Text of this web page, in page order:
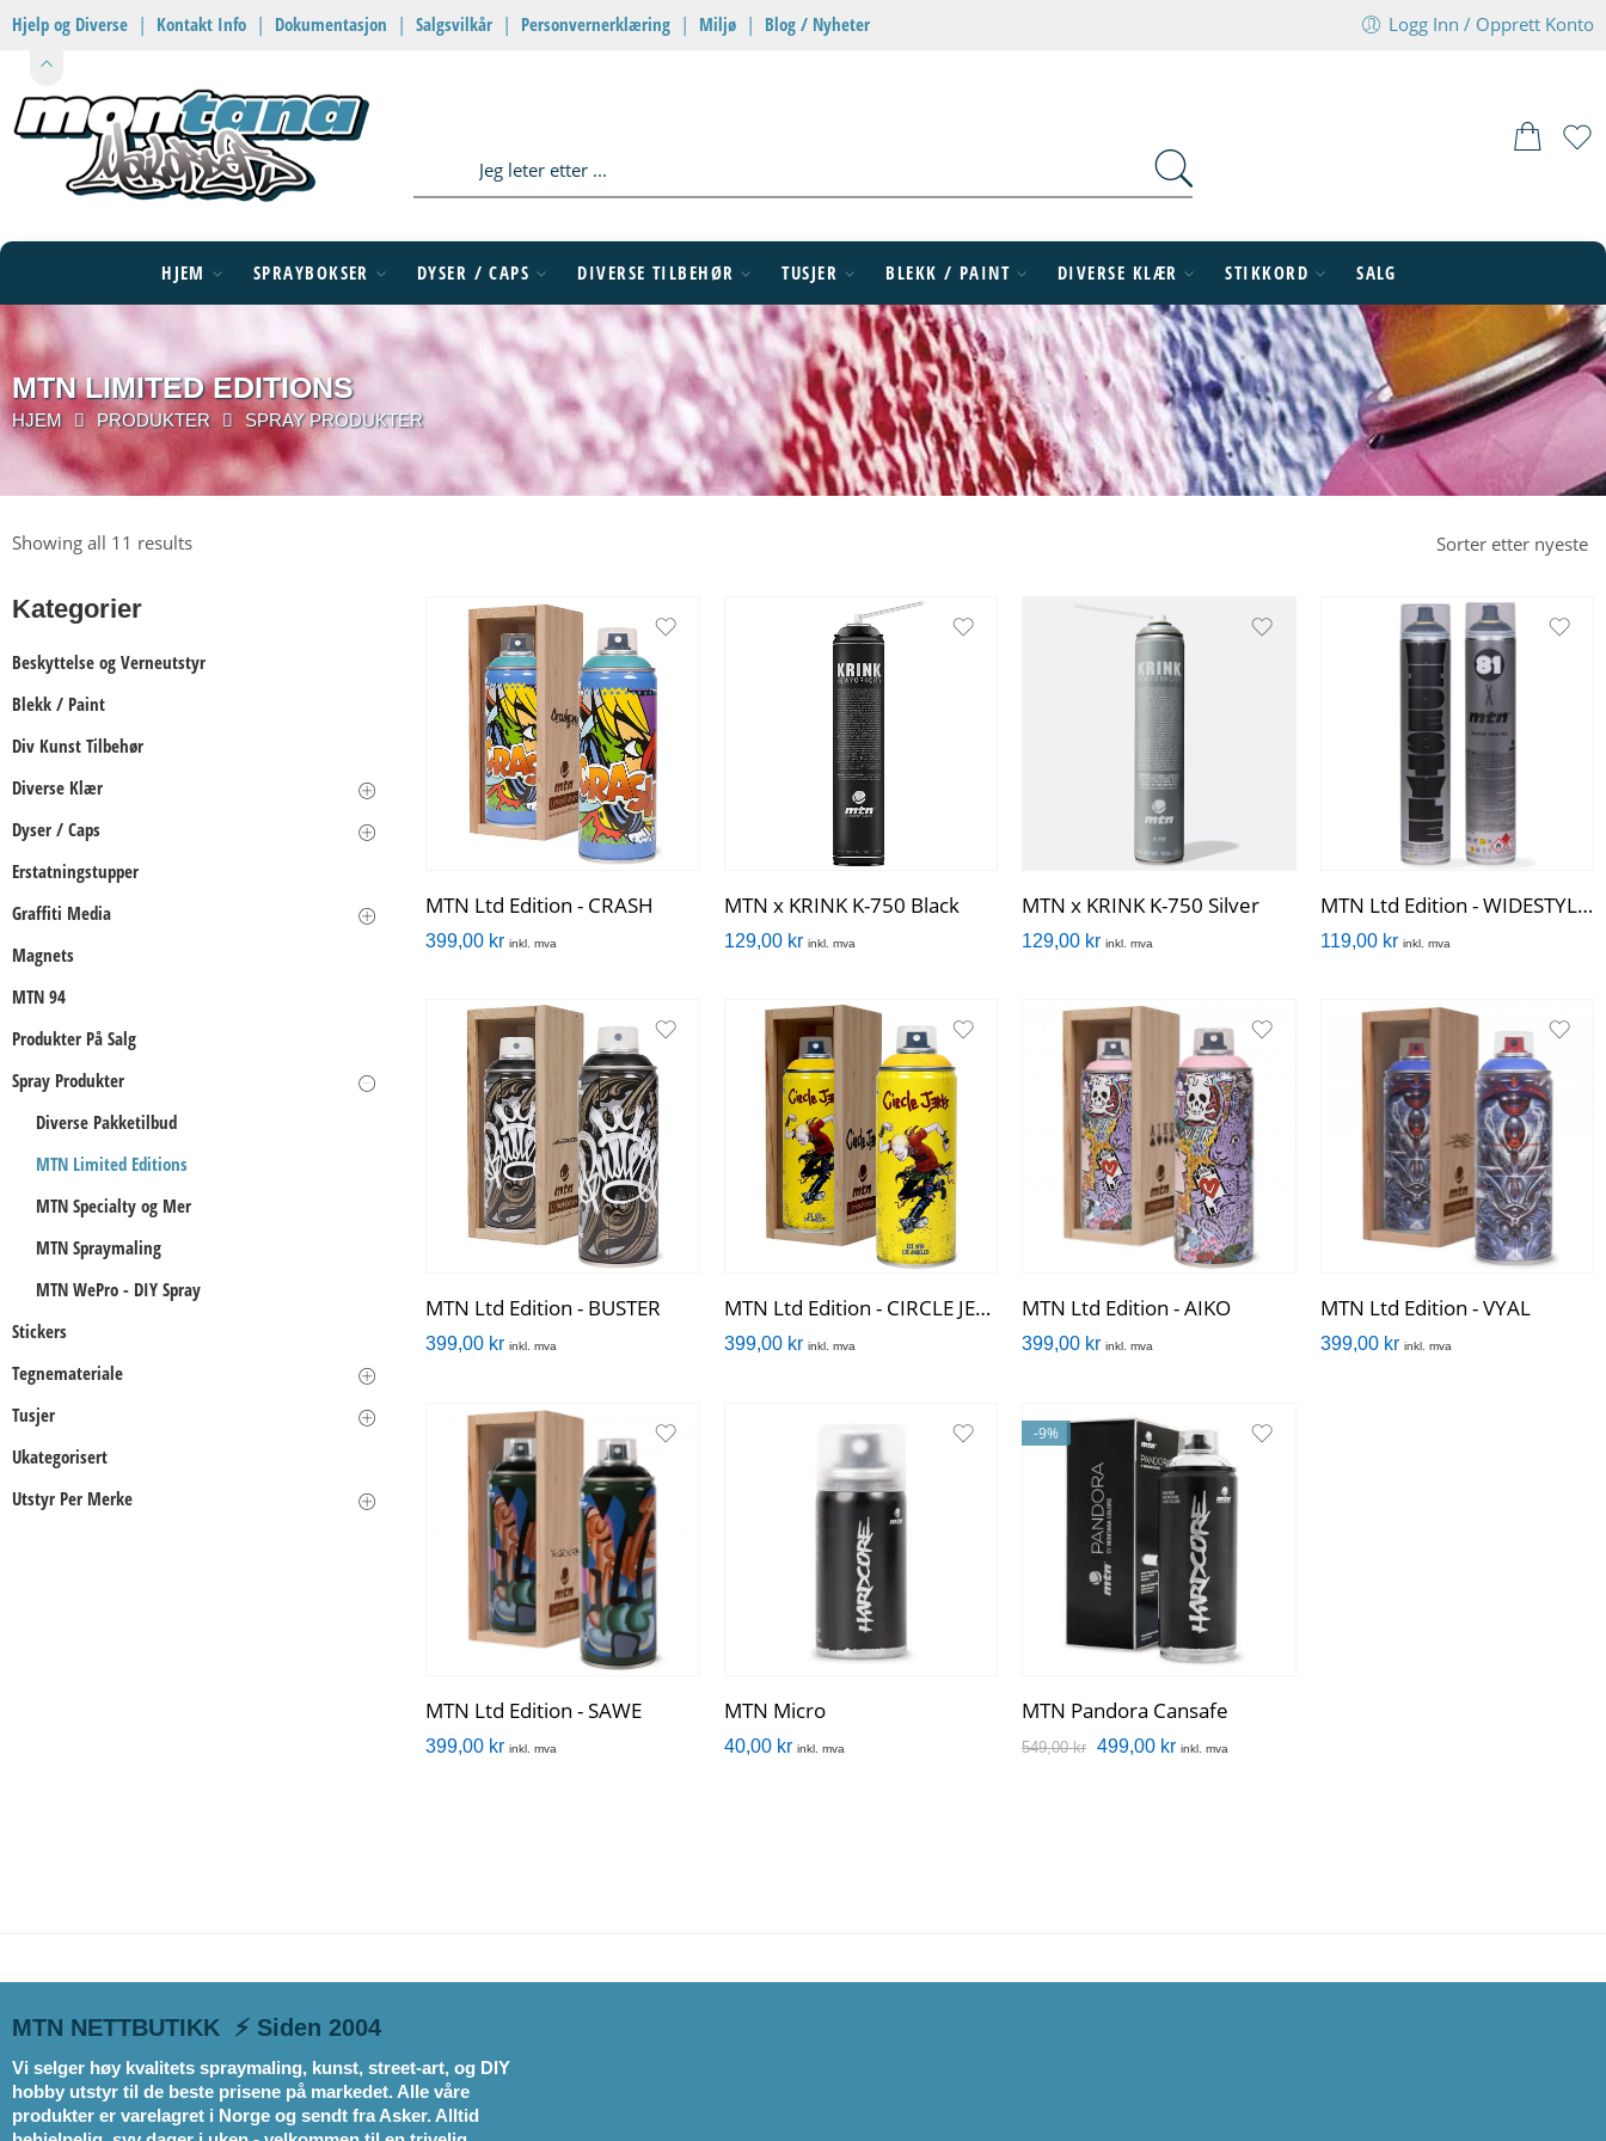
Hjelp og Diverse | Kontakt Info | Dokumentasjon | Salgsvilkår | Personvernerklæring | Miljø | Blog / Nyheter Logg Inn / Opprett Konto
HJEM SPRAYBOKSER DYSER / CAPS DIVERSE TILBEHØR TUSJER BLEKK / PAINT DIVERSE KLÆR STIKKORD SALG
MTN LIMITED EDITIONS
HJEM PRODUKTER SPRAY PRODUKTER
Showing all 11 results
MTN Ltd Edition - CRASH
399,00 kr inkl. mva
MTN x KRINK K-750 Black
129,00 kr inkl. mva
MTN x KRINK K-750 Silver
129,00 kr inkl. mva
MTN Ltd Edition - WIDESTYLE x 81 Black
119,00 kr inkl. mva
MTN Ltd Edition - BUSTER
399,00 kr inkl. mva
MTN Ltd Edition - CIRCLE JERKS
399,00 kr inkl. mva
MTN Ltd Edition - AIKO
399,00 kr inkl. mva
MTN Ltd Edition - VYAL
399,00 kr inkl. mva
MTN Ltd Edition - SAWE
399,00 kr inkl. mva
MTN Micro
40,00 kr inkl. mva
-9%
MTN Pandora Cansafe
549,00kr 499,00 kr inkl. mva
Kategorier
Beskyttelse og Verneutstyr
Blekk / Paint
Div Kunst Tilbehør
Diverse Klær
Dyser / Caps
Erstatningstupper
Graffiti Media
Magnets
MTN 94
Produkter På Salg
Spray Produkter
Diverse Pakketilbud
MTN Limited Editions
MTN Specialty og Mer
MTN Spraymaling
MTN WePro - DIY Spray
Stickers
Tegnemateriale
Tusjer
Ukategorisert
Utstyr Per Merke
MTN NETTBUTIKK ⚡ Siden 2004
Vi selger høy kvalitets spraymaling, kunst, street-art, og DIY
hobby utstyr til de beste prisene på markedet. Alle våre
produkter er varelagret i Norge og sendt fra Asker. Alltid